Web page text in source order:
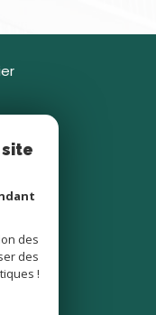
des
des
!